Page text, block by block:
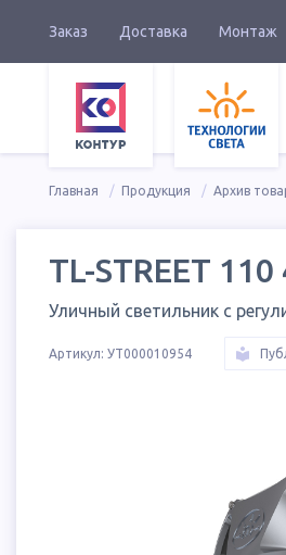
Заказ Доставка Монтаж
Главная Продукция Архив
TL-STREET 110
Уличный светильник с
Артикул: УТ000010954